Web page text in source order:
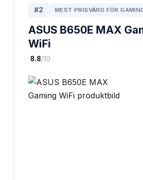
#2 MEST PRISVÄRD FÖR
ASUS B650E MAX
WiFi
·8.8/10